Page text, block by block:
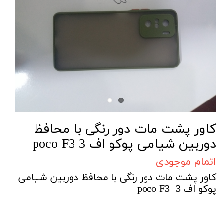
کاور پشت مات دور رنگی با محافظ
دوربین شیامی پوکو اف 3 poco F3
اتمام موجودی
کاور پشت مات دور رنگی با محافظ دوربین شیامی
پوکو اف 3 poco F3